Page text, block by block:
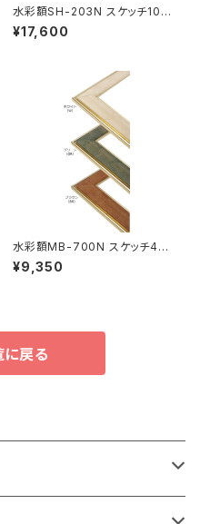
水彩額SH-203N スケッチ10F
595×670ミリ
¥17,600
水彩額MB-700N スケッチ4F
352×443ミリ
¥9,350
戻る